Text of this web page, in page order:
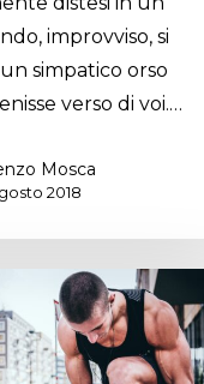
improvviso, si
simpatico orso
verso di voi.…
Mosca
2018